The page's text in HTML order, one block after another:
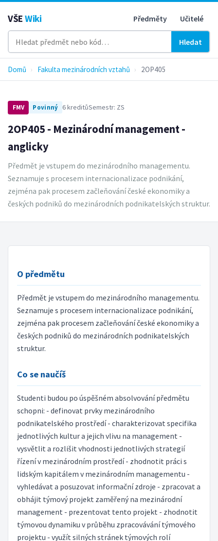
VŠE Wiki Předměty Učitelé
Hledat
Domů › Fakulta mezinárodních vztahů › 2OP405
FMV Povinný 6 kreditůSemestr: ZS
2OP405 - Mezinárodní management -
anglicky
Předmět je vstupem do mezinárodního managementu.
Seznamuje s procesem internacionalizace podnikání,
zejména pak procesem začleňování české ekonomiky a
českých podniků do mezinárodních podnikatelských struktur.
O předmětu
Předmět je vstupem do mezinárodního managementu.
Seznamuje s procesem internacionalizace podnikání,
zejména pak procesem začleňování české ekonomiky a
českých podniků do mezinárodních podnikatelských
struktur.
Co se naučíš
Studenti budou po úspěšném absolvování předmětu
schopni: - definovat prvky mezinárodního
podnikatelského prostředí - charakterizovat specifika
jednotlivých kultur a jejich vlivu na management -
vysvětlit a rozlišit vhodnosti jednotlivých strategií
řízení v mezinárodním prostředí - zhodnotit práci s
lidským kapitálem v mezinárodním managementu -
vyhledávat a posuzovat informační zdroje - zpracovat a
obhájit týmový projekt zaměřený na mezinárodní
management - prezentovat tento projekt - zhodnotit
týmovou dynamiku v průběhu zpracovávání týmového
projektu - využít silných stránek týmových rolí